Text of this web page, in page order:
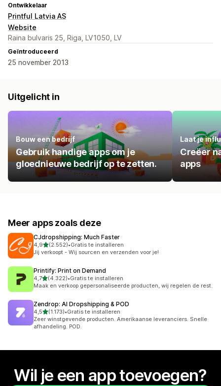
Ontwikkelaar
Printful Latvia AS
Website
Raina bulvaris 25, Riga, LV1050, LV
Geïntroduceerd
25 november 2013
Uitgelicht in
Bouw een bedrijf
Gebruik handige apps om je
gloednieuwe bedrijf op te zetten.
Laat je
Creëer
apps
Meer apps zoals deze
CJdropshipping: Much Faster
4,9van 5 sterren
(2.552)
2552 recensies in totaal
•Gratis te installeren
Jij verkoopt - Wij sourcen en verzenden voor je!
Printify: Print on Demand
4,7van 5 sterren
(4.322)
4322 recensies in totaal
•Gratis te installeren
Maak en verkoop gepersonaliseerde producten, wij regelen de rest.
Zendrop: AI Dropshipping & POD
4,5van 5 sterren
(1.173)
1173 recensies in totaal
•Gratis te installeren
Zeer winstgevende producten. Amerikaanse leveranciers. Snelle
afhandeling. POD.
Wil je een app toevoegen?